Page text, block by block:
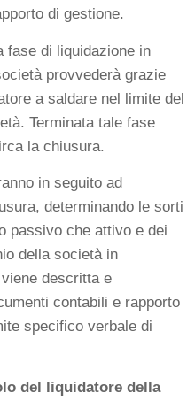
di gestione.
fase di liquidazione in
provvederà grazie
a saldare nel limite del
Terminata tale fase
la chiusura.
in seguito ad
determinando le sorti
passivo che attivo e dei
della società in
descritta e
contabili e rapporto
specifico verbale di
del liquidatore della